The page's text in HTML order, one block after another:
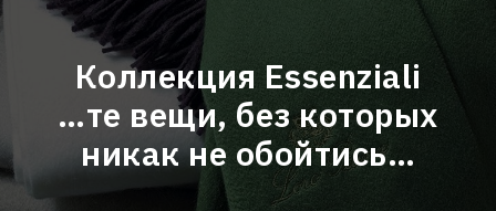
Коллекция Essenziali
…те вещи, без которых
никак не обойтись…